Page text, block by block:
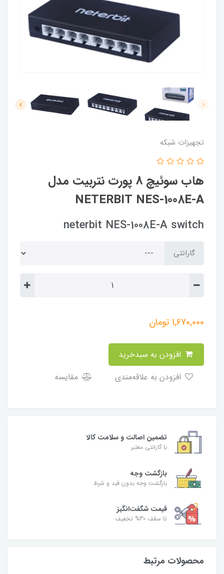
تجهیزات شبکه
هاب سوئیچ 8 پورت نتربیت مدل
NETERBIT NES-1008E-A
neterbit NES-1008E-A switch
گارانتی
1,670,000تومان
مقایسه
تضمین اصالت و سلامت کالا
با گارانتی معتبر
بازگشت وجه
بازگشت وجه بدون قید و شرط
قیمت شگفت‌انگیز
تا سقف 30% تخفیف
محصولات مرتبط